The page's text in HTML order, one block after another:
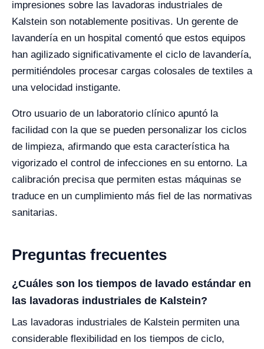
impresiones sobre las lavadoras industriales de
Kalstein son notablemente positivas. Un gerente de
lavandería en un hospital comentó que estos equipos
han agilizado significativamente el ciclo de lavandería,
permitiéndoles procesar cargas colosales de textiles a
una velocidad instigante.
Otro usuario de un laboratorio clínico apuntó la
facilidad con la que se pueden personalizar los ciclos
de limpieza, afirmando que esta característica ha
vigorizado el control de infecciones en su entorno. La
calibración precisa que permiten estas máquinas se
traduce en un cumplimiento más fiel de las normativas
sanitarias.
Preguntas frecuentes
¿Cuáles son los tiempos de lavado estándar en
las lavadoras industriales de Kalstein?
Las lavadoras industriales de Kalstein permiten una
considerable flexibilidad en los tiempos de ciclo,